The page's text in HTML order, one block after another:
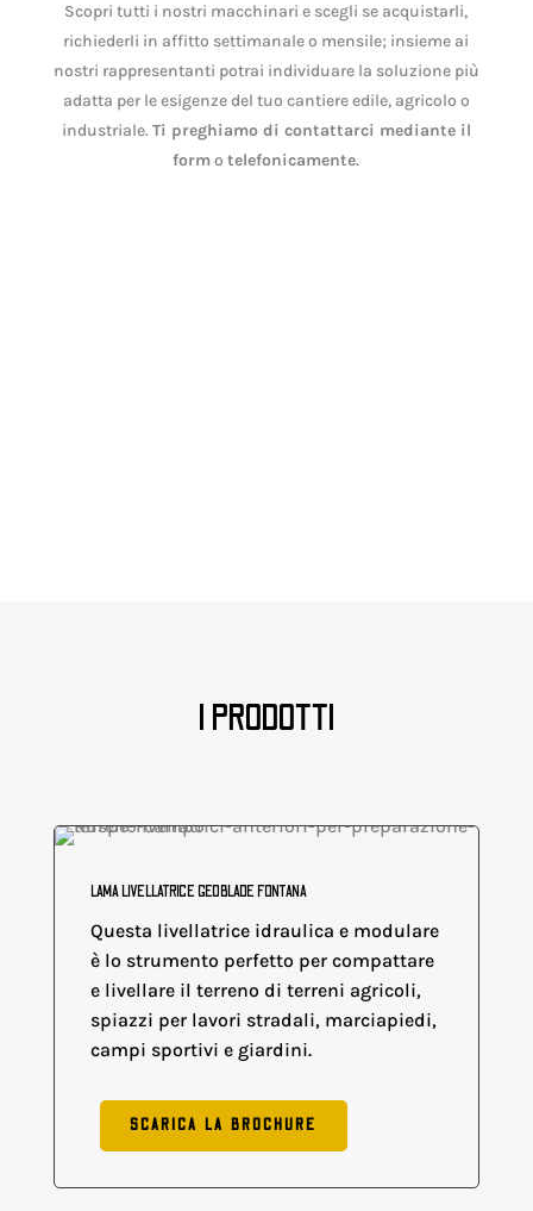
Scopri tutti i nostri macchinari e scegli se acquistarli,
richiederli in affitto settimanale o mensile; insieme ai
nostri rappresentanti potrai individuare la soluzione più
adatta per le esigenze del tuo cantiere edile, agricolo o
industriale.Ti preghiamo di contattarci mediante il
form otelefonicamente.
I PRODOTTI
LAMA LIVELLATRICE GEOBLADE FONTANA
Questa livellatrice idraulica e modulare
è lo strumento perfetto per compattare
e livellare il terreno di terreni agricoli,
spiazzi per lavori stradali, marciapiedi,
campi sportivi e giardini.
SCARICA LA BROCHURE